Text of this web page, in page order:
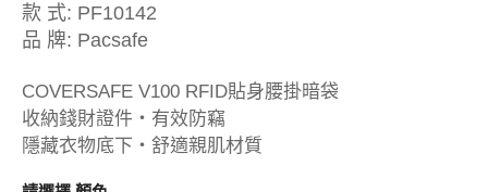
款 式: PF10142
品 牌: Pacsafe
COVERSAFE V100 RFID貼身腰掛暗袋
收納錢財證件・有效防竊
隱藏衣物底下・舒適親肌材質